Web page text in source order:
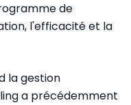
de
l'efficacité et la
la gestion
a précédemment